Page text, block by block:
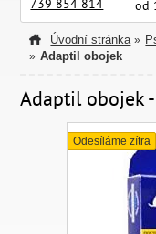
739 854 814
od
Úvodní stránka »
» Adaptil obojek
Adaptil obojek
Odesíláme zítra